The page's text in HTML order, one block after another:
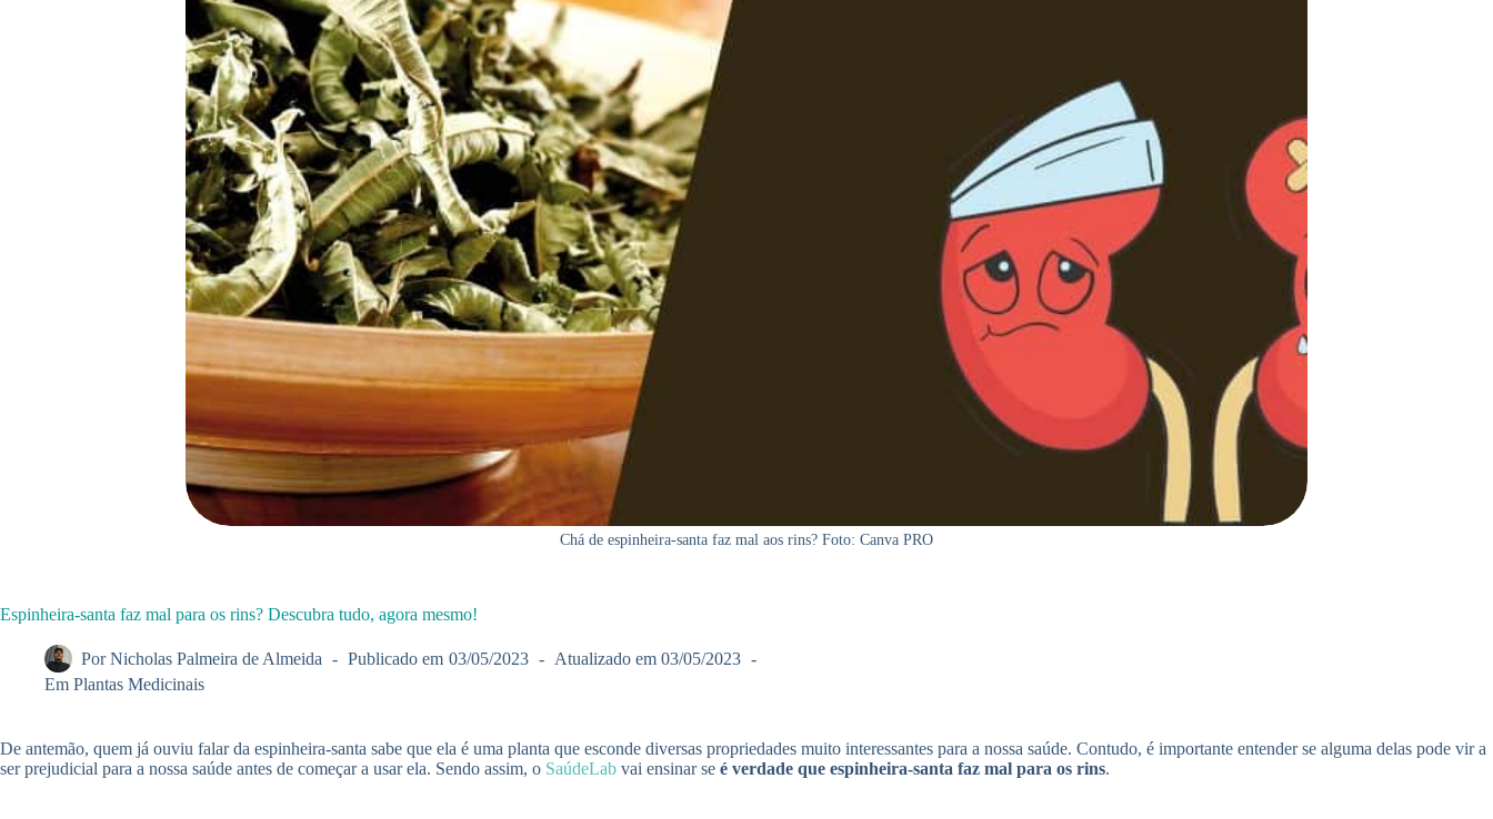
Chá de espinheira-santa faz mal aos rins? Foto: Canva PRO
Espinheira-santa faz mal para os rins? Descubra tudo, agora mesmo!
Por Nicholas Palmeira de Almeida Publicado em 03/05/2023 Atualizado em 03/05/2023
Em Plantas Medicinais
De antemão, quem já ouviu falar da espinheira-santa sabe que ela é uma planta que esconde diversas propriedades muito interessantes para a nossa saúde. Contudo, é importante entender se alguma delas pode vir a
ser prejudicial para a nossa saúde antes de começar a usar ela. Sendo assim, o SaúdeLab vai ensinar se é verdade que espinheira-santa faz mal para os rins.